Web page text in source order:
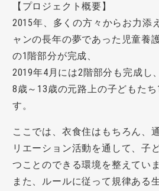
【プロジェクト概要】
2015年、多くの方々からお力添
ャンの長年の夢であった児童養
の1階部分が完成、
2019年4月には2階部分も完成し
8歳～13歳の元路上の子どもた
す。
ここでは、衣食住はもちろん、
リエーション活動を通して、子
つことのできる環境を整えていま
また、ルールに従って規律ある